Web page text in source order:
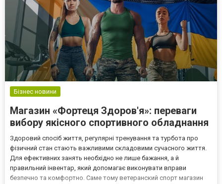
Бізнес новини
Магазин «Фортеця Здоров'я»: переваги
вибору якісного спортивного обладнання
Здоровий спосіб життя, регулярні тренування та турбота про
фізичний стан стають важливими складовими сучасного життя.
Для ефективних занять необхідно не лише бажання, а й
правильний інвентар, який допомагає виконувати вправи
безпечно та комфортно. Саме тому ветеранский спорт магазин